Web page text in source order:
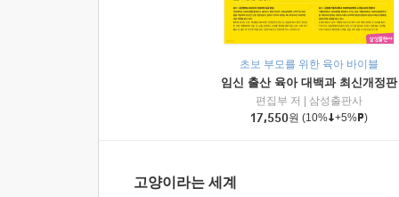
초보 부모를 위한 육아 바이블
임신 출산 육아 대백과 최신개정판
편집부 저
삼성출판사
17,550원 (10% +5% )
고양이라는 세계